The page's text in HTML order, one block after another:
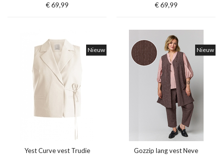
€ 69,99 € 69,99
Nieuw
Yest Curve vest Trudie
Nieuw
Gozzip lang vest Neve